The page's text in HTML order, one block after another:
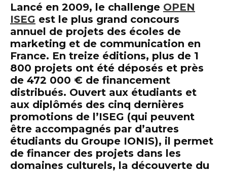
Lancé en 2009, le challenge OPEN
ISEG est le plus grand concours
annuel de projets des écoles de
marketing et de communication en
France. En treize éditions, plus de 1
800 projets ont été déposés et près
de 472 000 € de financement
distribués. Ouvert aux étudiants et
aux diplômés des cinq dernières
promotions de l’ISEG (qui peuvent
être accompagnés par d’autres
étudiants du Groupe IONIS), il permet
de financer des projets dans les
domaines culturels, la découverte du